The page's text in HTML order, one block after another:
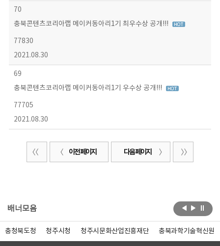
70
충북콘텐츠코리아랩 메이커동아리1기 최우수상 공개!!!
77830
2021.08.30
69
충북콘텐츠코리아랩 메이커동아리1기 우수상 공개!!!
77705
2021.08.30
이전 페이지 다음 페이지
배너모음
충청북도청 청주시청 청주시문화산업진흥재단 충북과학기술혁신원